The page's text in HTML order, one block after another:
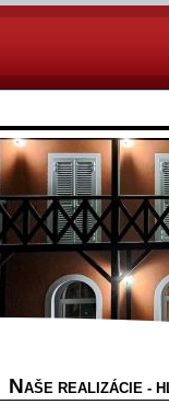
NAŠE REALIZÁCIE -